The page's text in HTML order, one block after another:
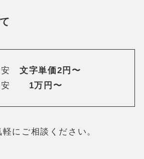
安文字単価2円〜
安 1万円〜
にご相談ください。